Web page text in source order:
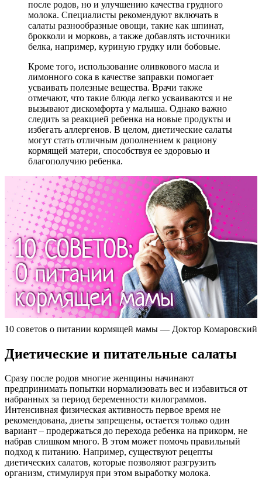
после родов, но и улучшению качества грудного
молока. Специалисты рекомендуют включать в
салаты разнообразные овощи, такие как шпинат,
брокколи и морковь, а также добавлять источники
белка, например, куриную грудку или бобовые.
Кроме того, использование оливкового масла и
лимонного сока в качестве заправки помогает
усваивать полезные вещества. Врачи также
отмечают, что такие блюда легко усваиваются и не
вызывают дискомфорта у малыша. Однако важно
следить за реакцией ребенка на новые продукты и
избегать аллергенов. В целом, диетические салаты
могут стать отличным дополнением к рациону
кормящей матери, способствуя ее здоровью и
благополучию ребенка.
10 советов о питании кормящей мамы — Доктор Комаровский
Диетические и питательные салаты
Сразу после родов многие женщины начинают
предпринимать попытки нормализовать вес и избавиться от
набранных за период беременности килограммов.
Интенсивная физическая активность первое время не
рекомендована, диеты запрещены, остается только один
вариант – продержаться до перехода ребенка на прикорм, не
набрав слишком много. В этом может помочь правильный
подход к питанию. Например, существуют рецепты
диетических салатов, которые позволяют разгрузить
организм, стимулируя при этом выработку молока.